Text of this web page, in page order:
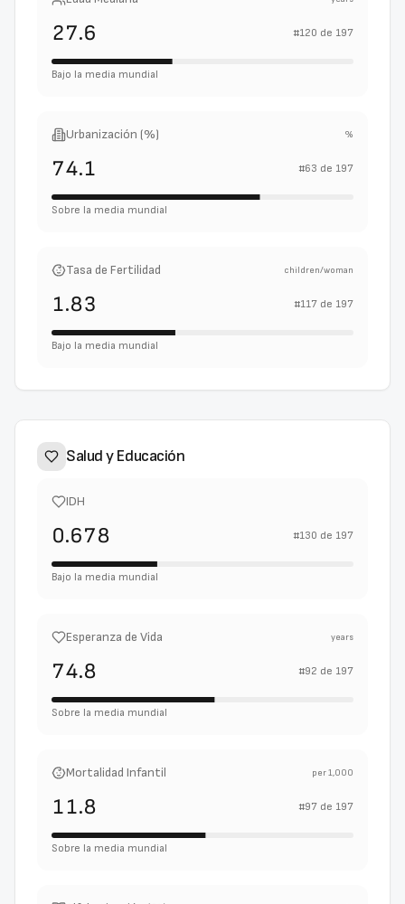
27.6 #120 de 197
Bajo la media mundial
Urbanización (%) %
74.1 #63 de 197
Sobre la media mundial
Tasa de Fertilidad children/woman
1.83 #117 de 197
Bajo la media mundial
Salud y Educación
IDH
0.678 #130 de 197
Bajo la media mundial
Esperanza de Vida years
74.8 #92 de 197
Sobre la media mundial
Mortalidad Infantil per 1,000
11.8 #97 de 197
Sobre la media mundial